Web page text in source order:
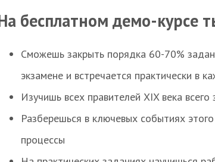
бесплатном демо-курсе
Сможешь закрыть порядка 60-70%
экзамене и встречается практически в
Изучишь всех правителей XIX века всего
Разберешься в ключевых событиях
процессы